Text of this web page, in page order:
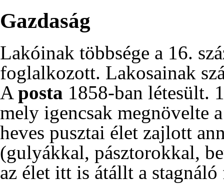
Gazdaság
Lakóinak többsége a 16.
foglalkozott. Lakosainak
A posta 1858-ban létesült.
mely igencsak megnövelte
heves pusztai élet zajlott
(gulyákkal, pásztorokkal,
az élet itt is átállt a